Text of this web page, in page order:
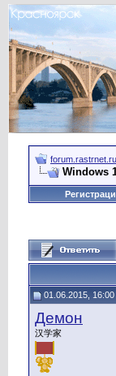
forum.rastrnet.ru
Windows
01.06.2015, 16:00
Демон
汉学家